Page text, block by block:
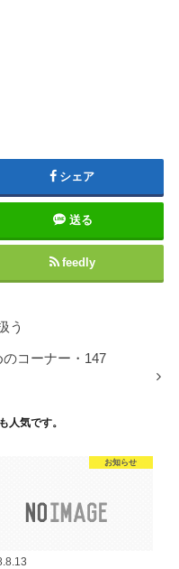
シェア
送る
feedly
う
コーナー・147
人気です。
お知らせ